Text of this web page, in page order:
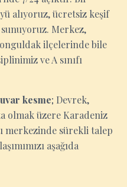
alıyoruz, ücretsiz keşif
sunuyoruz. Merkez,
ilçelerinde bile
ve A sınıfı
kesme; Devrek,
olmak üzere Karadeniz
merkezinde sürekli talep
aşağıda